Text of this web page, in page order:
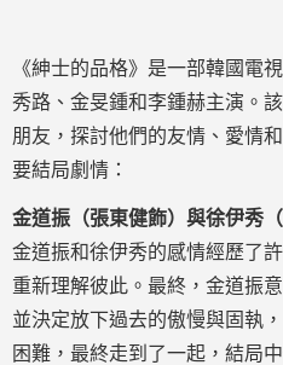
《紳士的品格》是一部韓國電
秀路、金旻鍾和李鍾赫主演。
朋友，探討他們的友情、愛情
要結局劇情：
金道振（張東健飾）與徐伊秀（
金道振和徐伊秀的感情經歷了
重新理解彼此。最終，金道振
並決定放下過去的傲慢與固執
困難，最終走到了一起，結局